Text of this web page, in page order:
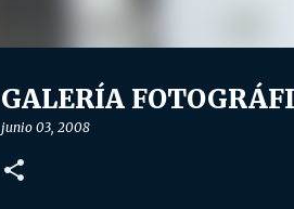
GALERÍA
junio 03, 2008